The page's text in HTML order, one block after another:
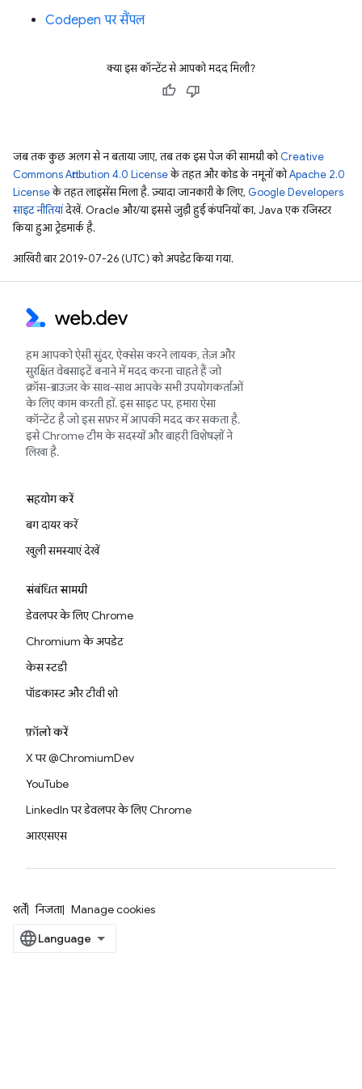
Codepen पर सैंपल
क्या इस कॉन्टेंट से आपको मदद मिली?
जब तक कुछ अलग से न बताया जाए, तब तक इस पेज की सामग्री कोCreative
Commons Attribution 4.0 Licenseके तहत और कोड के नमूनों कोApache 2.0
Licenseके तहत लाइसेंस मिला है. ज़्यादा जानकारी के लिए, Google Developers
साइट नीतियांदेखें. Oracle और/या इससे जुड़ी हुई कंपनियों का, Java एक रजिस्टर
किया हुआ ट्रेडमार्क है.
आखिरी बार 2019-07-26 (UTC) को अपडेट किया गया.
हम आपको ऐसी सुंदर, ऐक्सेस करने लायक, तेज़ और
सुरक्षित वेबसाइटें बनाने में मदद करना चाहते हैं जो
क्रॉस-ब्राउज़र के साथ-साथ आपके सभी उपयोगकर्ताओं
के लिए काम करती हों. इस साइट पर, हमारा ऐसा
कॉन्टेंट है जो इस सफ़र में आपकी मदद कर सकता है.
इसे Chrome टीम के सदस्यों और बाहरी विशेषज्ञों ने
लिखा है.
सहयोग करें
बग दायर करें
खुली समस्याएं देखें
संबंधित सामग्री
डेवलपर के लिए Chrome
Chromium के अपडेट
केस स्टडी
पॉडकास्ट और टीवी शो
फ़ॉलो करें
X पर @ChromiumDev
YouTube
LinkedIn पर डेवलपर के लिए Chrome
आरएसएस
शर्तें निजता Manage cookies